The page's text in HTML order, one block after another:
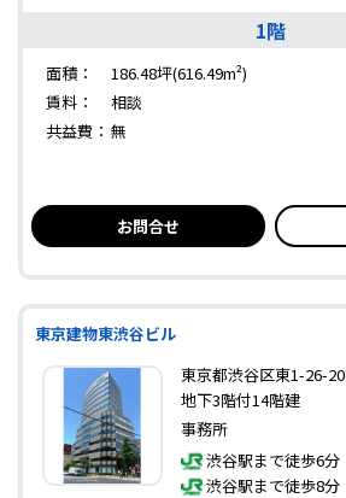
1階
面積：
186.48坪(616.49m²)
賃料：
相談
共益費： 無
お問合せ
東京建物東渋谷ビル
東京都渋谷区東1-26-20
地下3階付14階建
事務所
渋谷駅まで徒歩6分
渋谷駅まで徒歩8分